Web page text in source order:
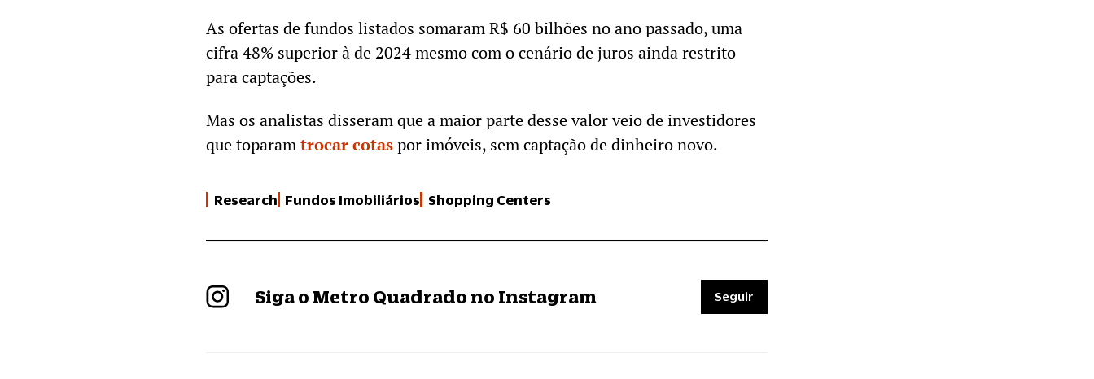
As ofertas de fundos listados somaram R$ 60 bilhões no ano passado, uma
cifra 48% superior à de 2024 mesmo com o cenário de juros ainda restrito
para captações.
Mas os analistas disseram que a maior parte desse valor veio de investidores
que toparamtrocar cotaspor imóveis, sem captação de dinheiro novo.
Research Fundos Imobiliários Shopping Centers
Siga o Metro Quadrado no Instagram Seguir